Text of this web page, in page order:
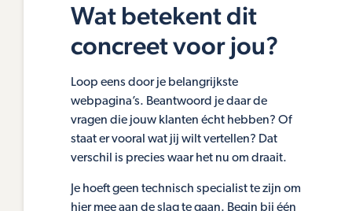
Wat betekent dit
concreet voor jou?
Loop eens door je belangrijkste
webpagina’s. Beantwoord je daar de
vragen die jouw klanten écht hebben? Of
staat er vooral wat jij wilt vertellen? Dat
verschil is precies waar het nu om draait.
Je hoeft geen technisch specialist te zijn om
hier mee aan de slag te gaan. Begin bij één